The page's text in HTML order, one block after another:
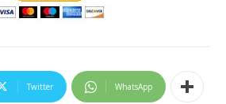
Twitter WhatsApp